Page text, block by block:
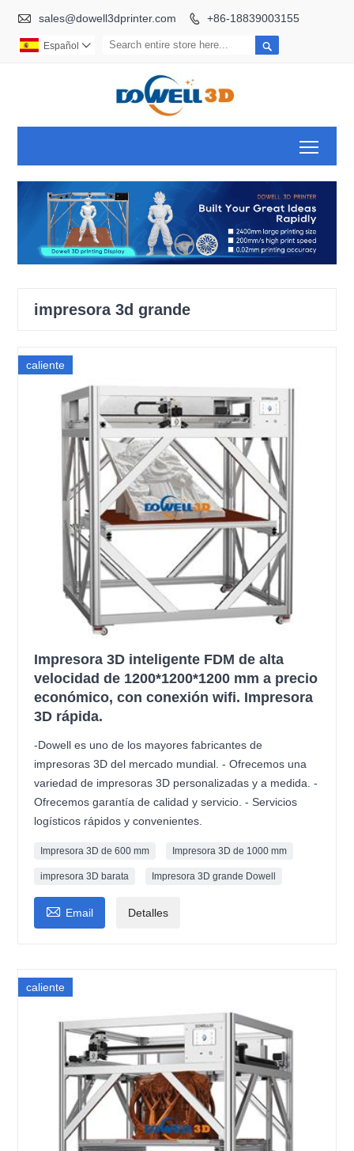
 sales@dowell3dprinter.com  +86-18839003155

Español 
impresora 3d grande
caliente
Impresora 3D inteligente FDM de alta
velocidad de 1200*1200*1200 mm a precio
económico, con conexión wifi. Impresora
3D rápida.
-Dowell es uno de los mayores fabricantes de
impresoras 3D del mercado mundial. - Ofrecemos una
variedad de impresoras 3D personalizadas y a medida. -
Ofrecemos garantía de calidad y servicio. - Servicios
logísticos rápidos y convenientes.
Impresora 3D de 600 mm Impresora 3D de 1000 mm
impresora 3D barata Impresora 3D grande Dowell
 Email Detalles
caliente